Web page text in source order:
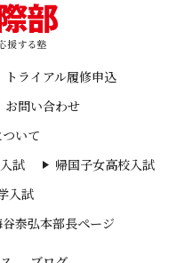
トライアル履修申込
お問い合わせ
いて
試
帰国子女高校入試
入試
谷泰弘本部長ページ